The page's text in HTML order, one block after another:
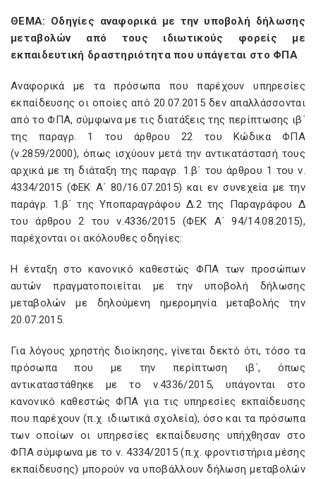
ΘΕΜΑ: Οδηγίες αναφορικά με την υποβολή δήλωσης
μεταβολών από τους ιδιωτικούς φορείς με
εκπαιδευτική δραστηριότητα που υπάγεται στο ΦΠΑ
Αναφορικά με τα πρόσωπα που παρέχουν υπηρεσίες
εκπαίδευσης οι οποίες από 20.07.2015 δεν απαλλάσσονται
από το ΦΠΑ, σύμφωνα με τις διατάξεις της περίπτωσης ιβ΄
της παραγρ. 1 του άρθρου 22 του Κώδικα ΦΠΑ
(ν.2859/2000), όπως ισχύουν μετά την αντικατάστασή τους
αρχικά με τη διάταξη της παραγρ. 1.β΄ του άρθρου 1 του ν.
4334/2015 (ΦΕΚ Α΄ 80/16.07.2015) και εν συνεχεία με την
παράγρ. 1.β΄ της Υποπαραγράφου Δ.2 της Παραγράφου Δ
του άρθρου 2 του ν.4336/2015 (ΦΕΚ Α΄ 94/14.08.2015),
παρέχονται οι ακόλουθες οδηγίες:
Η ένταξη στο κανονικό καθεστώς ΦΠΑ των προσώπων
αυτών πραγματοποιείται με την υποβολή δήλωσης
μεταβολών με δηλούμενη ημερομηνία μεταβολής την
20.07.2015.
Για λόγους χρηστής διοίκησης, γίνεται δεκτό ότι, τόσο τα
πρόσωπα που με την περίπτωση ιβ΄, όπως
αντικαταστάθηκε με το ν.4336/2015, υπάγονται στο
κανονικό καθεστώς ΦΠΑ για τις υπηρεσίες εκπαίδευσης
που παρέχουν (π.χ. ιδιωτικά σχολεία), όσο και τα πρόσωπα
των οποίων οι υπηρεσίες εκπαίδευσης υπήχθησαν στο
ΦΠΑ σύμφωνα με το ν. 4334/2015 (π.χ. φροντιστήρια μέσης
εκπαίδευσης) μπορούν να υποβάλλουν δήλωση μεταβολών